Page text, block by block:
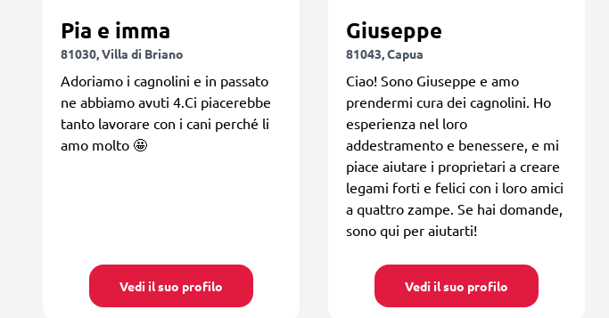
Pia e imma
81030, Villa di Briano
Adoriamo i cagnolini e in passato
ne abbiamo avuti 4.Ci piacerebbe
tanto lavorare con i cani perché li
amo molto 🤩
Vedi il suo profilo
Giuseppe
81043, Capua
Ciao! Sono Giuseppe e amo
prendermi cura dei cagnolini. Ho
esperienza nel loro
addestramento e benessere, e mi
piace aiutare i proprietari a creare
legami forti e felici con i loro amici
a quattro zampe. Se hai domande,
sono qui per aiutarti!
Vedi il suo profilo